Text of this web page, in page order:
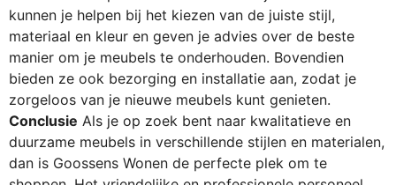
kunnen je helpen bij het kiezen van de juiste stijl,
materiaal en kleur en geven je advies over de beste
manier om je meubels te onderhouden. Bovendien
bieden ze ook bezorging en installatie aan, zodat je
zorgeloos van je nieuwe meubels kunt genieten.
Conclusie Als je op zoek bent naar kwalitatieve en
duurzame meubels in verschillende stijlen en materialen,
dan is Goossens Wonen de perfecte plek om te